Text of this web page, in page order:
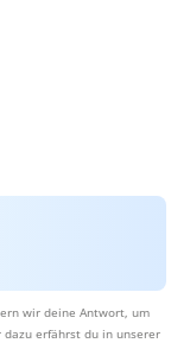
wir deine Antwort, um
dazu erfährst du in unserer